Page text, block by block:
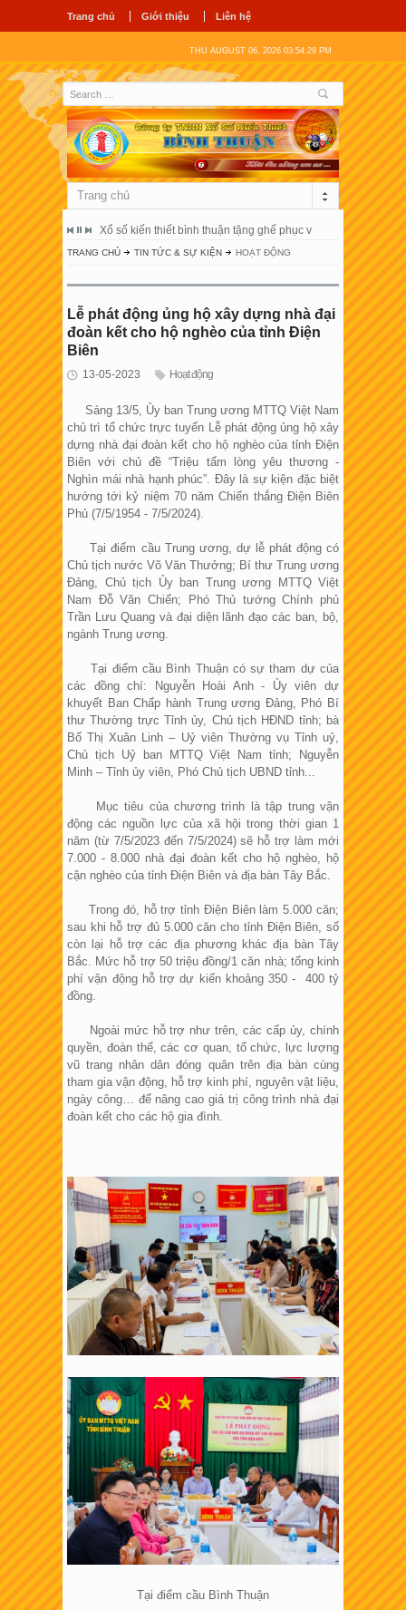
Trang chủ Giới thiệu Liên hệ
THU AUGUST 06, 2026 03:54:29 PM
Trang chủ
vương Xổ số kiến thiết bình thuận tặng ghế phục vụ người bệnh tại
Công ty
TRANG CHỦ TIN TỨC & SỰ KIỆN HOẠT ĐỘNG
Lễ phát động ủng hộ xây dựng nhà đại
đoàn kết cho hộ nghèo của tỉnh Điện
Biên
13-05-2023 Hoạt động
Sáng 13/5, Ủy ban Trung ương MTTQ Việt Nam
chủ trì tổ chức trực tuyến Lễ phát động ủng hộ xây
dựng nhà đại đoàn kết cho hộ nghèo của tỉnh Điện
Biên với chủ đề “Triệu tấm lòng yêu thương -
Nghìn mái nhà hạnh phúc”. Đây là sự kiện đặc biệt
hướng tới kỷ niệm 70 năm Chiến thắng Điện Biên
Phủ (7/5/1954 - 7/5/2024).
Tại điểm cầu Trung ương, dự lễ phát động có
Chủ tịch nước Võ Văn Thưởng; Bí thư Trung ương
Đảng, Chủ tịch Ủy ban Trung ương MTTQ Việt
Nam Đỗ Văn Chiến; Phó Thủ tướng Chính phủ
Trần Lưu Quang và đại diện lãnh đạo các ban, bộ,
ngành Trung ương.
Tại điểm cầu Bình Thuận có sự tham dự của
các đồng chí: Nguyễn Hoài Anh - Ủy viên dự
khuyết Ban Chấp hành Trung ương Đảng, Phó Bí
thư Thường trực Tỉnh ủy, Chủ tịch HĐND tỉnh; bà
Bố Thị Xuân Linh – Uỷ viên Thường vụ Tỉnh uỷ,
Chủ tịch Uỷ ban MTTQ Việt Nam tỉnh; Nguyễn
Minh – Tỉnh ủy viên, Phó Chủ tịch UBND tỉnh...
Mục tiêu của chương trình là tập trung vận
động các nguồn lực của xã hội trong thời gian 1
năm (từ 7/5/2023 đến 7/5/2024) sẽ hỗ trợ làm mới
7.000 - 8.000 nhà đại đoàn kết cho hộ nghèo, hộ
cận nghèo của tỉnh Điện Biên và địa bàn Tây Bắc.
Trong đó, hỗ trợ tỉnh Điện Biên làm 5.000 căn;
sau khi hỗ trợ đủ 5.000 căn cho tỉnh Điện Biên, số
còn lại hỗ trợ các địa phương khác địa bàn Tây
Bắc. Mức hỗ trợ 50 triệu đồng/1 căn nhà; tổng kinh
phí vận động hỗ trợ dự kiến khoảng 350 - 400 tỷ
đồng.
Ngoài mức hỗ trợ như trên, các cấp ủy, chính
quyền, đoàn thể, các cơ quan, tổ chức, lực lượng
vũ trang nhân dân đóng quân trên địa bàn cùng
tham gia vận động, hỗ trợ kinh phí, nguyên vật liệu,
ngày công… để nâng cao giá trị công trình nhà đại
đoàn kết cho các hộ gia đình.
Tại điểm cầu Bình Thuận